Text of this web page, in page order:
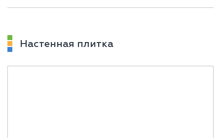
Настенная плитка